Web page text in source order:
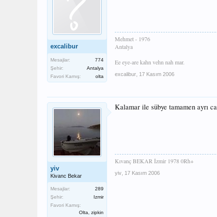
excalibur
Mesajlar:
774
Şehir:
Antalya
Favori Kamış:
olta
Mehmet - 1976
Antalya
Ee eye-are kahn vehn nah mar.
excalibur 17 Kasım 2006
yiv
Kivanc Bekar
Mesajlar:
289
Şehir:
Izmir
Favori Kamış:
Olta, zipkin
Kalamar ile sübye tamamen ayrı
Kıvanç BEKAR İzmir 1978 0Rh+
yiv 17 Kasım 2006